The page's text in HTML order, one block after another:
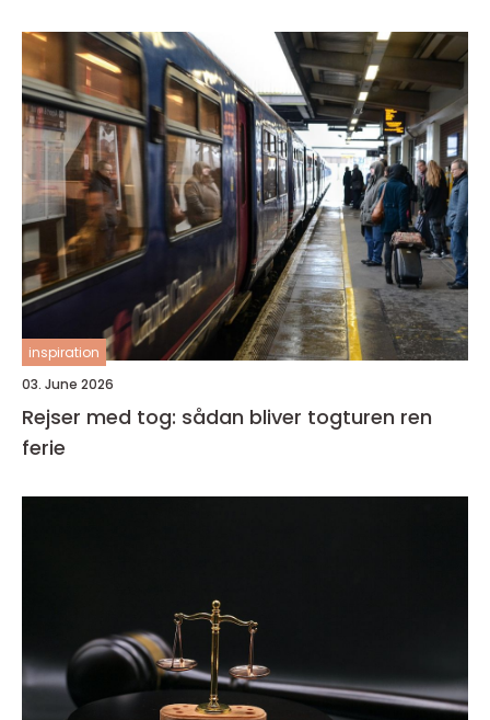
inspiration
03. June 2026
Rejser med tog: sådan bliver togturen ren
ferie